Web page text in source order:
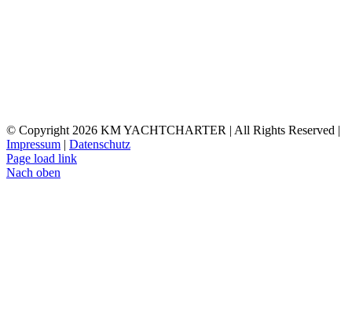
© Copyright 2026 KM YACHTCHARTER | All Rights Reserved |
Impressum | Datenschutz
Page load link
Nach oben